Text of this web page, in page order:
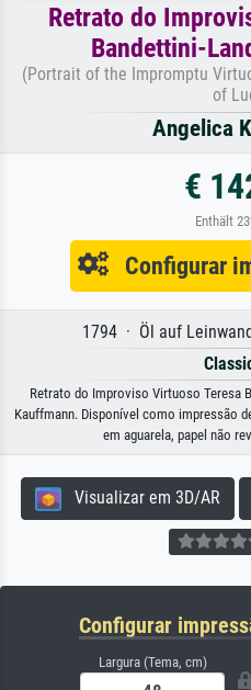
Retrato do
Bandettini-
(Portrait of the Impromptu
of
Angelica
€
Enthält
Configurar
1794 · Öl auf
Retrato do Improviso Virtuoso Teresa
Kauffmann. Disponível como impressão
em aguarela, papel não
Visualizar em 3D/AR
Configurar
Largura (Tema, cm)